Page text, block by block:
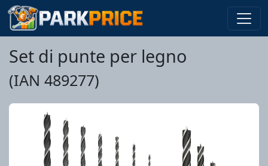
Set di punte per legno
(IAN 489277)